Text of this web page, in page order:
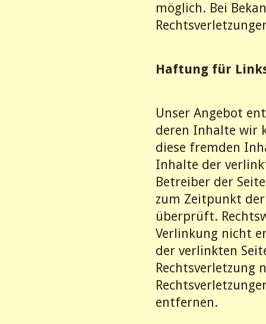
möglich. Bei
Haftung für
Unser Angebot
deren Inhalte wir
diese fremden
Inhalte der
Betreiber der
zum Zeitpunkt
überprüft.
Verlinkung nicht
der verlinkten
Rechtsverletzung
entfernen.